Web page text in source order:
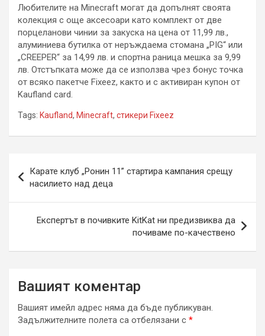
Любителите на Minecraft могат да допълнят своята
колекция с още аксесоари като комплект от две
порцеланови чинии за закуска на цена от 11,99 лв.,
алуминиева бутилка от неръждаема стомана „PIG“ или
„CREEPER“ за 14,99 лв. и спортна раница мешка за 9,99
лв. Отстъпката може да се използва чрез бонус точка
от всяко пакетче Fixeez, както и с активиран купон от
Kaufland card.
Tags: Kaufland, Minecraft, стикери Fixeez
Карате клуб „Ронин 11” стартира кампания срещу
насилието над деца
Експертът в почивките KitKat ни предизвиква да
почиваме по-качествено
Вашият коментар
Вашият имейл адрес няма да бъде публикуван.
Задължителните полета са отбелязани с *